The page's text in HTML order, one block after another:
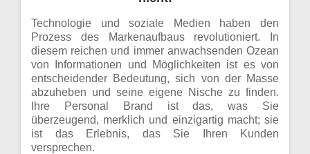
Technologie und soziale Medien haben den
Prozess des Markenaufbaus revolutioniert. In
diesem reichen und immer anwachsenden Ozean
von Informationen und Möglichkeiten ist es von
entscheidender Bedeutung, sich von der Masse
abzuheben und seine eigene Nische zu finden.
Ihre Personal Brand ist das, was Sie
überzeugend, merklich und einzigartig macht; sie
ist das Erlebnis, das Sie Ihren Kunden
versprechen.